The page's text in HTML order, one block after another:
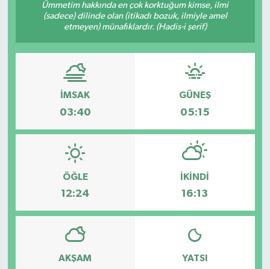
Ümmetim hakkında en çok korktuğum kimse, ilmi
(sadece) dilinde olan (itikadı bozuk, ilmiyle amel
etmeyen) münafıklardır. (Hadis-i şerif)
İMSAK
03:40
GÜNEŞ
05:15
ÖĞLE
12:24
İKINDI
16:13
AKŞAM YATSI
Ekonomi
Genel
Gündem
Haberde İnsan
Kültür Sanat
Magazin